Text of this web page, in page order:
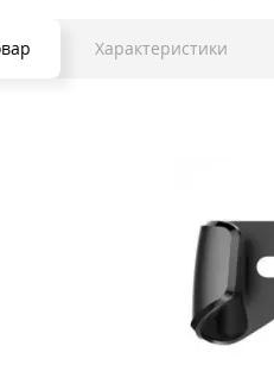
Характеристики